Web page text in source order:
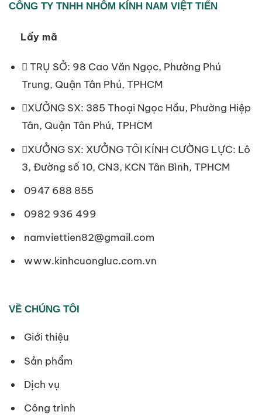
CÔNG TY TNHH NHÔM KÍNH NAM VIỆT TIẾN
Lấy mã
TRỤ SỞ: 98 Cao Văn Ngọc, Phường Phú
Trung, Quận Tân Phú, TPHCM
XƯỞNG SX: 385 Thoại Ngọc Hầu, Phường Hiệp
Tân, Quận Tân Phú, TPHCM
XƯỞNG SX: XƯỞNG TÔI KÍNH CƯỜNG LỰC: Lô
3, Đường số 10, CN3, KCN Tân Bình, TPHCM
0947 688 855
0982 936 499
namviettien82@gmail.com
www.kinhcuongluc.com.vn
VỀ CHÚNG TÔI
Giới thiệu
Sản phẩm
Dịch vụ
Công trình